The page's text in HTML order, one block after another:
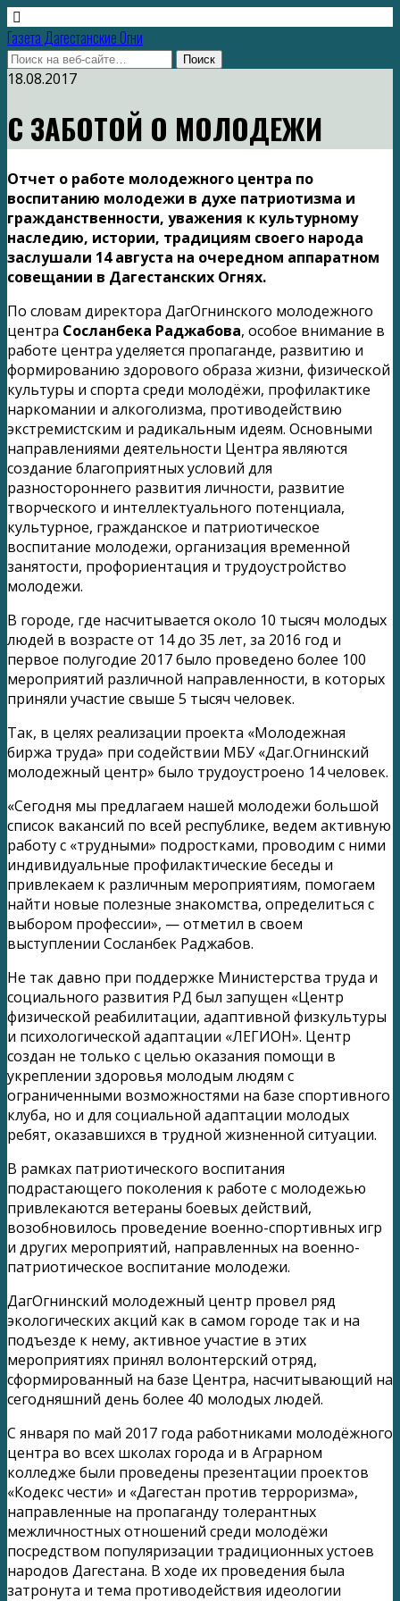
Газета Дагестанские Огни
18.08.2017
С ЗАБОТОЙ О МОЛОДЕЖИ
Отчет о работе молодежного центра по
воспитанию молодежи в духе патриотизма и
гражданственности, уважения к культурному
наследию, истории, традициям своего народа
заслушали 14 августа на очередном аппаратном
совещании в Дагестанских Огнях.
По словам директора ДагОгнинского молодежного
центра Сосланбека Раджабова, особое внимание в
работе центра уделяется пропаганде, развитию и
формированию здорового образа жизни, физической
культуры и спорта среди молодёжи, профилактике
наркомании и алкоголизма, противодействию
экстремистским и радикальным идеям. Основными
направлениями деятельности Центра являются
создание благоприятных условий для
разностороннего развития личности, развитие
творческого и интеллектуального потенциала,
культурное, гражданское и патриотическое
воспитание молодежи, организация временной
занятости, профориентация и трудоустройство
молодежи.
В городе, где насчитывается около 10 тысяч молодых
людей в возрасте от 14 до 35 лет, за 2016 год и
первое полугодие 2017 было проведено более 100
мероприятий различной направленности, в которых
приняли участие свыше 5 тысяч человек.
Так, в целях реализации проекта «Молодежная
биржа труда» при содействии МБУ «Даг.Огнинский
молодежный центр» было трудоустроено 14 человек.
«Сегодня мы предлагаем нашей молодежи большой
список вакансий по всей республике, ведем активную
работу с «трудными» подростками, проводим с ними
индивидуальные профилактические беседы и
привлекаем к различным мероприятиям, помогаем
найти новые полезные знакомства, определиться с
выбором профессии», — отметил в своем
выступлении Сосланбек Раджабов.
Не так давно при поддержке Министерства труда и
социального развития РД был запущен «Центр
физической реабилитации, адаптивной физкультуры
и психологической адаптации «ЛЕГИОН». Центр
создан не только с целью оказания помощи в
укреплении здоровья молодым людям с
ограниченными возможностями на базе спортивного
клуба, но и для социальной адаптации молодых
ребят, оказавшихся в трудной жизненной ситуации.
В рамках патриотического воспитания
подрастающего поколения к работе с молодежью
привлекаются ветераны боевых действий,
возобновилось проведение военно-спортивных игр
и других мероприятий, направленных на военно-
патриотическое воспитание молодежи.
ДагОгнинский молодежный центр провел ряд
экологических акций как в самом городе так и на
подъезде к нему, активное участие в этих
мероприятиях принял волонтерский отряд,
сформированный на базе Центра, насчитывающий на
сегодняшний день более 40 молодых людей.
С января по май 2017 года работниками молодёжного
центра во всех школах города и в Аграрном
колледже были проведены презентации проектов
«Кодекс чести» и «Дагестан против терроризма»,
направленные на пропаганду толерантных
межличностных отношений среди молодёжи
посредством популяризации традиционных устоев
народов Дагестана. В ходе их проведения была
затронута и тема противодействия идеологии